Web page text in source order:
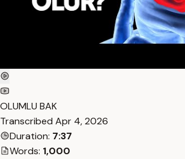
OLUMLU BAK
Transcribed Apr 4, 2026
Duration: 7:37
Words: 1,000